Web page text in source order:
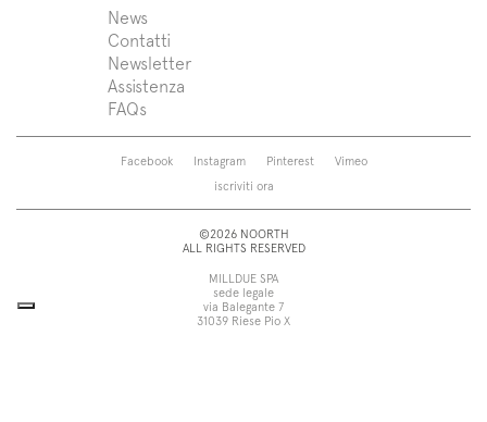
Puro
Sintesi
Zenit
Franq
Beta
Caba
Roma
Saba
Vedi tutti
Top lavabo
Vasche
Piatti doccia
Rubinetti
Sanitari
Specchiere
Lampade
Pensili e colonne
Trova un rivenditore
Assistenza
News
Press
Designers
Chi siamo
News
Contatti
Newsletter
Assistenza
FAQs
Facebook Instagram Pinterest
Vimeo
iscriviti ora
©2026 NOORTH
ALL RIGHTS RESERVED
MILLDUE SPA
sede legale
via Balegante 7
31039 Riese Pio X